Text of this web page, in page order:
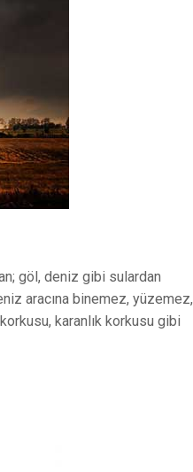
göl, deniz gibi sulardan
aracına binemez, yüzemez,
karanlık korkusu gibi